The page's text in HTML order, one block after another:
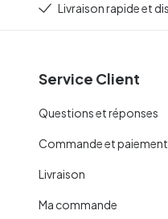
Livraison rapide et
Service Client
Questions et réponses
Commande et paiement
Livraison
Ma commande